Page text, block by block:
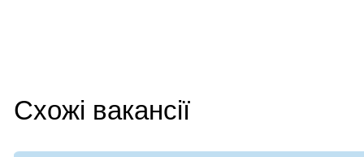
Схожі вакансії